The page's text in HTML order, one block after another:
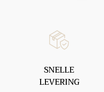
SNELLE
LEVERING